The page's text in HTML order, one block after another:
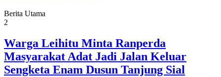
Berita Utama
2
Warga Leihitu Minta Ranperda
Masyarakat Adat Jadi Jalan Keluar
Sengketa Enam Dusun Tanjung Sial